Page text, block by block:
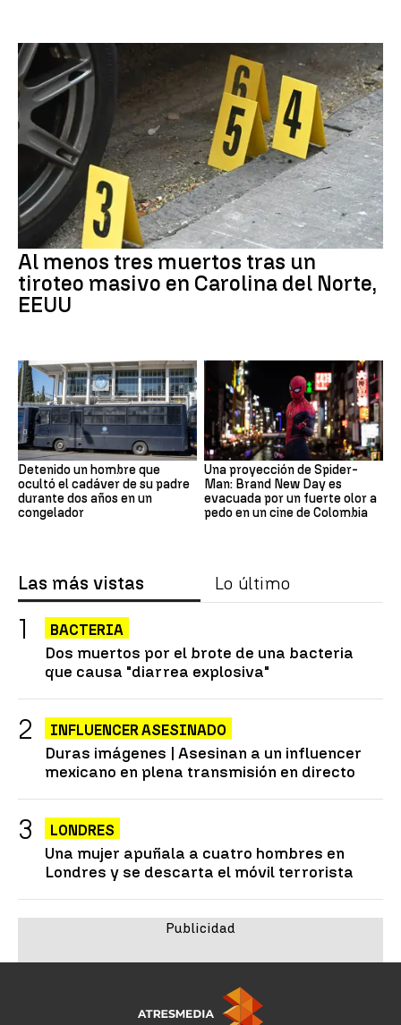
Al menos tres muertos tras un
tiroteo masivo en Carolina del Norte,
EEUU
Detenido un hombre que
ocultó el cadáver de su padre
durante dos años en un
congelador
Una proyección de Spider-
Man: Brand New Day es
evacuada por un fuerte olor a
pedo en un cine de Colombia
Las más vistas Lo último
BACTERIA
Dos muertos por el brote de una bacteria
que causa "diarrea explosiva"
INFLUENCER ASESINADO
Duras imágenes | Asesinan a un influencer
mexicano en plena transmisión en directo
LONDRES
Una mujer apuñala a cuatro hombres en
Londres y se descarta el móvil terrorista